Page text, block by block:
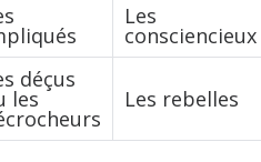
Les
consciencieux
déçus
les Les rebelles